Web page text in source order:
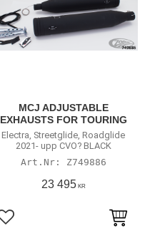
MCJ ADJUSTABLE
EXHAUSTS FOR TOURING
Electra, Streetglide, Roadglide
2021- upp CVO? BLACK
Z749886
23 495KR
Lägg till i favoriter